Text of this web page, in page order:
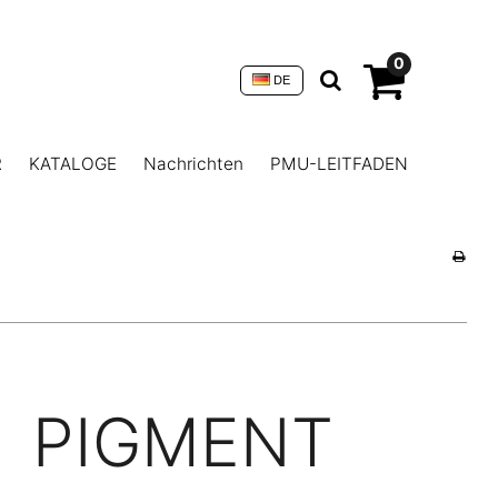
0
DE
KATALOGE Nachrichten
PMU-LEITFADEN
PIGMENT